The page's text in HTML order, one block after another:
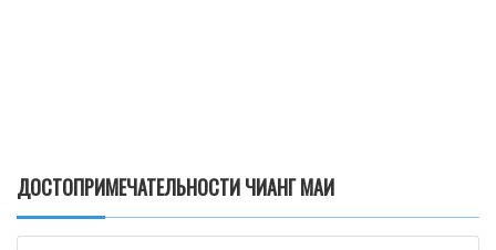
ДОСТОПРИМЕЧАТЕЛЬНОСТИ ЧИАНГ МАИ